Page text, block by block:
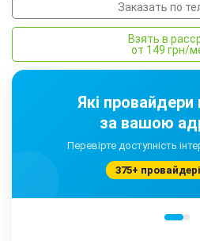
Заказать по
Взять в
от 149 грн/
Які
за вашою
Перевірте доступність
375+